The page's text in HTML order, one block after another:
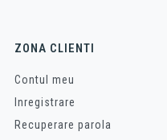
ZONA CLIENTI
Contul meu
Inregistrare
Recuperare parola